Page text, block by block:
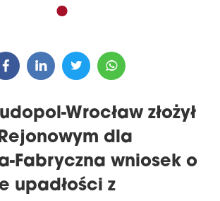
Wrocław złożył
dla
Fabryczna wniosek o
upadłości z